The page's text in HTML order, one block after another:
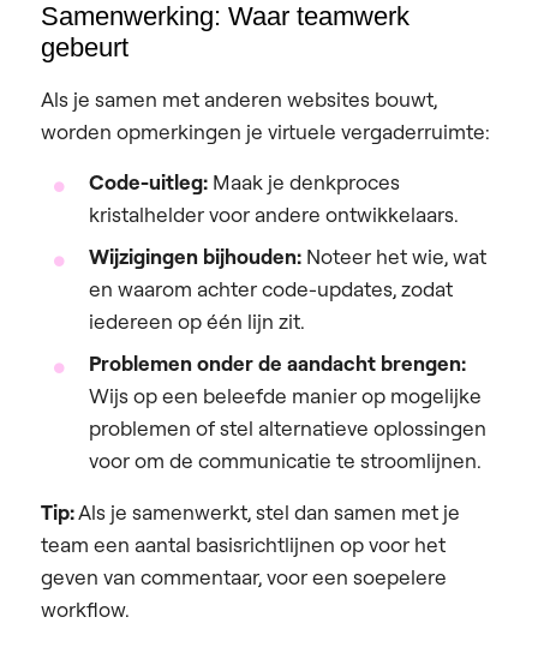
Samenwerking: Waar teamwerk
gebeurt
Als je samen met anderen websites bouwt,
worden opmerkingen je virtuele vergaderruimte:
Code-uitleg: Maak je denkproces
kristalhelder voor andere ontwikkelaars.
Wijzigingen bijhouden: Noteer het wie, wat
en waarom achter code-updates, zodat
iedereen op één lijn zit.
Problemen onder de aandacht brengen:
Wijs op een beleefde manier op mogelijke
problemen of stel alternatieve oplossingen
voor om de communicatie te stroomlijnen.
Tip:Als je samenwerkt, stel dan samen met je
team een aantal basisrichtlijnen op voor het
geven van commentaar, voor een soepelere
workflow.